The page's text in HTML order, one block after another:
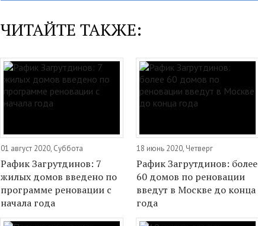
ЧИТАЙТЕ ТАКЖЕ:
01 август 2020, Суббота
Рафик Загрутдинов: 7
жилых домов введено по
программе реновации с
начала года
18 июнь 2020, Четверг
Рафик Загрутдинов: более
60 домов по реновации
введут в Москве до конца
года